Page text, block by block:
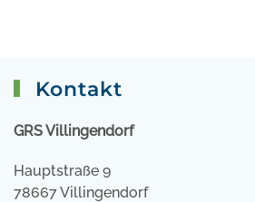
Kontakt
GRS Villingendorf
Hauptstraße 9
78667 Villingendorf